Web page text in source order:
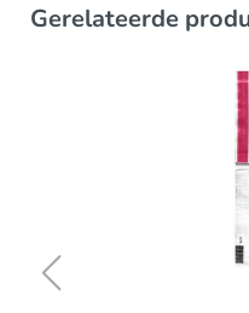
Gerelateerde